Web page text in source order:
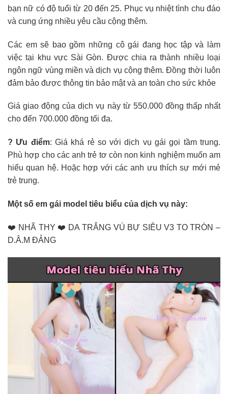
bạn nữ có độ tuổi từ 20 đến 25. Phục vụ nhiệt tình chu đáo
và cung ứng nhiều yêu cầu cộng thêm.
Các em sẽ bao gồm những cô gái đang học tập và làm
việc tại khu vực Sài Gòn. Được chia ra thành nhiều loại
ngôn ngữ vùng miền và dịch vụ cộng thêm. Đồng thời luôn
đảm bảo được thông tin bảo mật và an toàn cho sức khỏe
Giá giao động của dịch vụ này từ 550.000 đồng thấp nhất
cho đến 700.000 đồng tối đa.
? Ưu điểm: Giá khá rẻ so với dịch vụ gái gọi tầm trung.
Phù hợp cho các anh trẻ tơ còn non kinh nghiệm muốn am
hiểu quan hệ. Hoặc hợp với các anh ưu thích sự mới mẻ
trẻ trung.
Một số em gái model tiêu biểu của dịch vụ này:
❤️ NHÃ THY ❤️ DA TRẮNG VÚ BỰ SIÊU V3 TO TRÒN –
D.Â.M ĐẢNG